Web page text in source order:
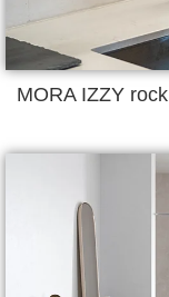
MORA IZZY rock